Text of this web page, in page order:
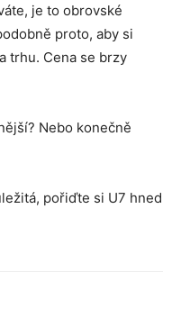
je to obrovské
proto, aby si
trhu. Cena se brzy
Nebo konečně
pořiďte si U7 hned